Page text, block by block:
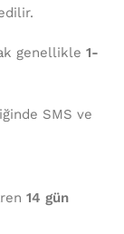
genellikle 1-
SMS ve
14 gün